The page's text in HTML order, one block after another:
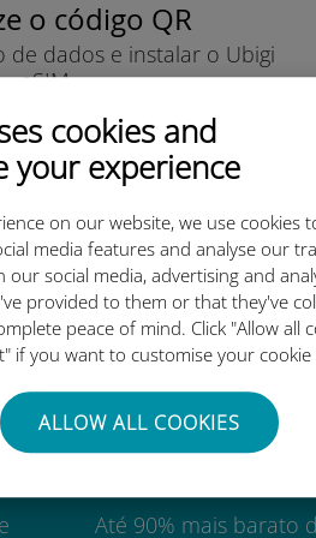
cookies and
your experience
on our website, we use cookies
media features and analyse our
social media, advertising and
provided to them or that they've
peace of mind. Click "Allow all
if you want to customise your
ALLOW ALL COOKIES
o código QR
de dados e instalar o Ubigi
eSIM.
da Ubigi
Até 90% mais barato